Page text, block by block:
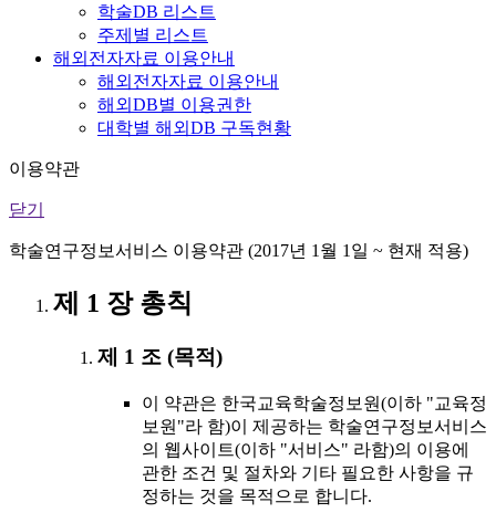
학술DB 리스트
주제별 리스트
해외전자자료 이용안내
해외전자자료 이용안내
해외DB별 이용권한
대학별 해외DB 구독현황
이용약관
닫기
학술연구정보서비스 이용약관 (2017년 1월 1일 ~ 현재 적용)
제 1 장 총칙
제 1 조 (목적)
이 약관은 한국교육학술정보원(이하 "교육정
보원"라 함)이 제공하는 학술연구정보서비스
의 웹사이트(이하 "서비스" 라함)의 이용에
관한 조건 및 절차와 기타 필요한 사항을 규
정하는 것을 목적으로 합니다.